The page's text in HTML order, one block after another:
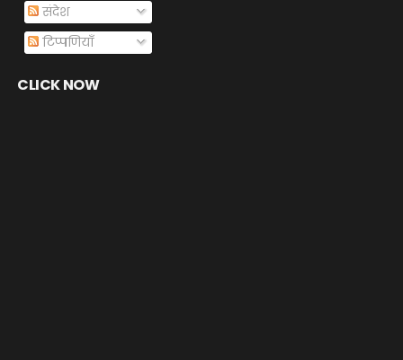
संदेश
टिप्पणियाँ
CLICK NOW